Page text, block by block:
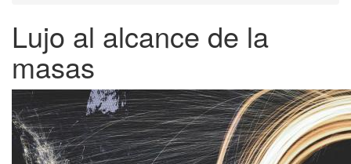
Lujo al alcance de la
masas